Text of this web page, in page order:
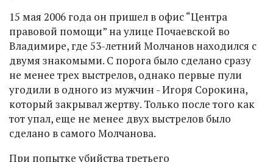
15 мая 2006 года он пришел в офис “Центра
правовой помощи” на улице Почаевской во
Владимире, где 53-летний Молчанов находился с
двумя знакомыми. С порога было сделано сразу
не менее трех выстрелов, однако первые пули
угодили в одного из мужчин - Игоря Сорокина,
который закрывал жертву. Только после того как
тот упал, еще не менее двух выстрелов было
сделано в самого Молчанова.
При попытке убийства третьего